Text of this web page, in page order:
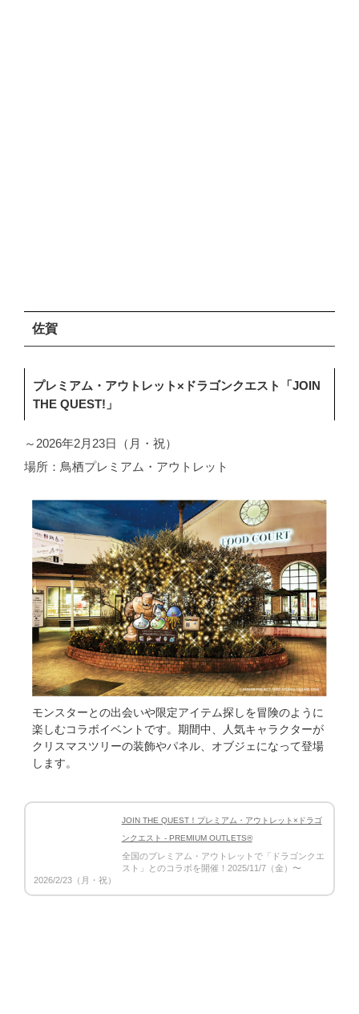
佐賀
プレミアム・アウトレット×ドラゴンクエスト「JOIN
THE QUEST!」
～2026年2月23日（月・祝）
場所：鳥栖プレミアム・アウトレット
モンスターとの出会いや限定アイテム探しを冒険のように
楽しむコラボイベントです。期間中、人気キャラクターが
クリスマスツリーの装飾やパネル、オブジェになって登場
します。
JOIN THE QUEST！プレミアム・アウトレット×ドラゴ
ンクエスト - PREMIUM OUTLETS®
全国のプレミアム・アウトレットで「ドラゴンクエ
スト」とのコラボを開催！2025/11/7（金）〜
2026/2/23（月・祝）